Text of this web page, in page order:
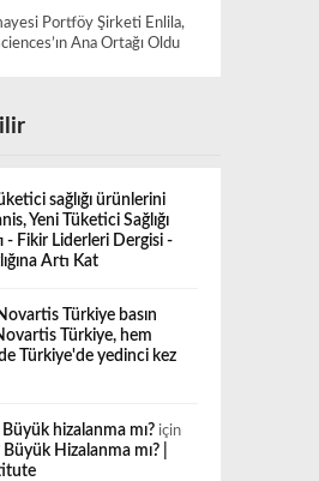
Portföy Şirketi Enlila,
Ana Ortağı Oldu
sağlığı ürünlerini
Yeni Tüketici Sağlığı
- Fikir Liderleri Dergisi -
Artı Kat
Türkiye basın
Türkiye, hem
Türkiye'de yedinci kez
hizalanma mı?için
Hizalanma mı? |